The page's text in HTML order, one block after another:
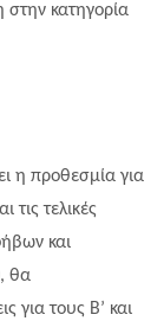
στην κατηγορία
η προθεσμία για
τις τελικές
και
θα
για τους Β’ και